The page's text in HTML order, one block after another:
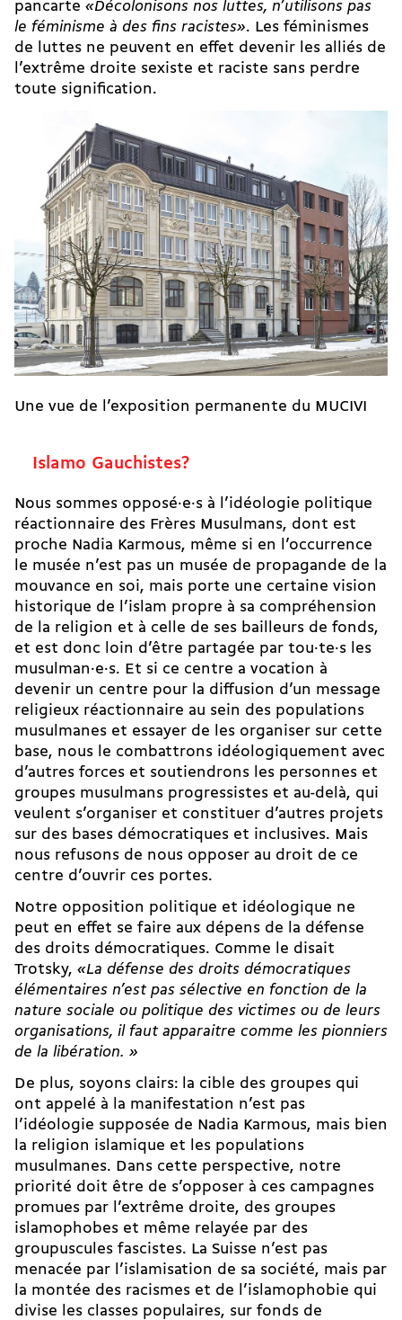
pancarte «Décolonisons nos luttes, n’utilisons pas
le féminisme à des fins racistes». Les féminismes
de luttes ne peuvent en effet devenir les alliés de
l’extrême droite sexiste et raciste sans perdre
toute signification.
Une vue de l’exposition permanente du MUCIVI
Islamo Gauchistes?
Nous sommes opposé·e·s à l’idéologie politique
réactionnaire des Frères Musulmans, dont est
proche Nadia Karmous, même si en l’occurrence
le musée n’est pas un musée de propagande de la
mouvance en soi, mais porte une certaine vision
historique de l’islam propre à sa compréhension
de la religion et à celle de ses bailleurs de fonds,
et est donc loin d’être partagée par tou·te·s les
musulman·e·s. Et si ce centre a vocation à
devenir un centre pour la diffusion d’un message
religieux réactionnaire au sein des populations
musulmanes et essayer de les organiser sur cette
base, nous le combattrons idéologiquement avec
d’autres forces et soutiendrons les personnes et
groupes musulmans progressistes et au-delà, qui
veulent s’organiser et constituer d’autres projets
sur des bases démocratiques et inclusives. Mais
nous refusons de nous opposer au droit de ce
centre d’ouvrir ces portes.
Notre opposition politique et idéologique ne
peut en effet se faire aux dépens de la défense
des droits démocratiques. Comme le disait
Trotsky, «La défense des droits démocratiques
élémentaires n’est pas sélective en fonction de la
nature sociale ou politique des victimes ou de leurs
organisations, il faut apparaitre comme les pionniers
de la libération. »
De plus, soyons clairs: la cible des groupes qui
ont appelé à la manifestation n’est pas
l’idéologie supposée de Nadia Karmous, mais bien
la religion islamique et les populations
musulmanes. Dans cette perspective, notre
priorité doit être de s’opposer à ces campagnes
promues par l’extrême droite, des groupes
islamophobes et même relayée par des
groupuscules fascistes. La Suisse n’est pas
menacée par l’islamisation de sa société, mais par
la montée des racismes et de l’islamophobie qui
divise les classes populaires, sur fonds de